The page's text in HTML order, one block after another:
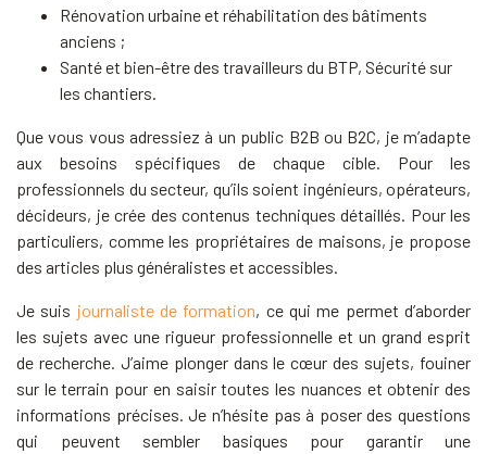
Rénovation urbaine et réhabilitation des bâtiments
anciens ;
Santé et bien-être des travailleurs du BTP, Sécurité sur
les chantiers.
Que vous vous adressiez à un public B2B ou B2C, je m’adapte
aux besoins spécifiques de chaque cible. Pour les
professionnels du secteur, qu’ils soient ingénieurs, opérateurs,
décideurs, je crée des contenus techniques détaillés. Pour les
particuliers, comme les propriétaires de maisons, je propose
des articles plus généralistes et accessibles.
Je suis journaliste de formation, ce qui me permet d’aborder
les sujets avec une rigueur professionnelle et un grand esprit
de recherche. J’aime plonger dans le cœur des sujets, fouiner
sur le terrain pour en saisir toutes les nuances et obtenir des
informations précises. Je n’hésite pas à poser des questions
qui peuvent sembler basiques pour garantir une